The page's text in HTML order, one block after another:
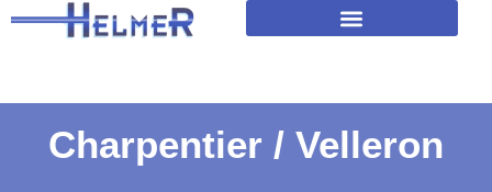
Charpentier / Velleron